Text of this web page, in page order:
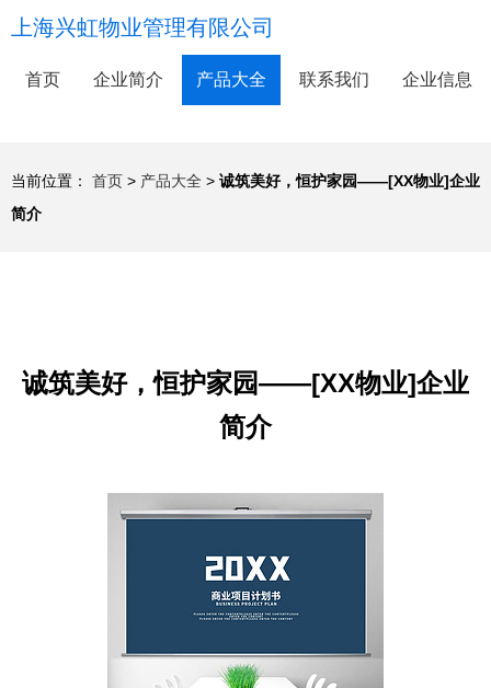
上海兴虹物业管理有限公司
首页 企业简介 产品大全 联系我们 企业信息
当前位置： 首页 > 产品大全 > 诚筑美好，恒护家园——[XX物业]企业
简介
诚筑美好，恒护家园——[XX物业]企业
简介